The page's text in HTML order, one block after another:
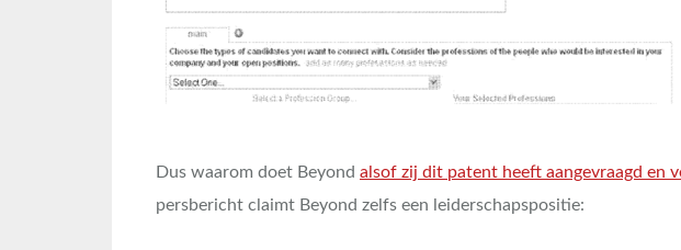
Dus waarom doet Beyond alsof zij dit patent heeft aangevraagd en
persbericht claimt Beyond zelfs een leiderschapspositie: